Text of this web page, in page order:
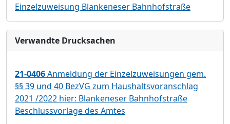
Einzelzuweisung Blankeneser Bahnhofstraße
Verwandte Drucksachen
21-0406Anmeldung der Einzelzuweisungen gem.
§§ 39 und 40 BezVG zum Haushaltsvoranschlag
2021 /2022 hier: Blankeneser Bahnhofstraße
Beschlussvorlage des Amtes